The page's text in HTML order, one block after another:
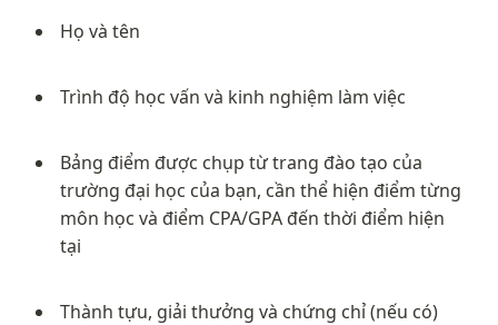
Họ và tên
Trình độ học vấn và kinh nghiệm làm việc
Bảng điểm được chụp từ trang đào tạo của
trường đại học của bạn, cần thể hiện điểm từng
môn học và điểm CPA/GPA đến thời điểm hiện
tại
Thành tựu, giải thưởng và chứng chỉ (nếu có)